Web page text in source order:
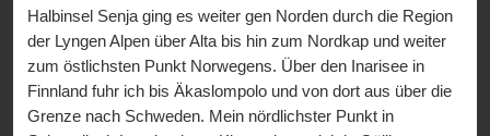
Halbinsel Senja ging es weiter gen Norden durch die Region
der Lyngen Alpen über Alta bis hin zum Nordkap und weiter
zum östlichsten Punkt Norwegens. Über den Inarisee in
Finnland fuhr ich bis Äkaslompolo und von dort aus über die
Grenze nach Schweden. Mein nördlichster Punkt in